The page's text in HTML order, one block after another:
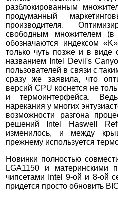
разблокированным
продуманный
производителя.
свободным множителем (в
обозначаются индексом
только чуть позже и в виде
названием Intel Devil's
пользователей в связи с
сразу же заявила, что
версий CPU коснется не
и термоинтерфейса.
нарекания у многих
возможности разгона
решений Intel Haswell
изменилось, и между
прежнему используется
Новинки полностью
LGA1150 и материнскими
чипсетами Intel 9-ой и 8-ой
придется просто обновить